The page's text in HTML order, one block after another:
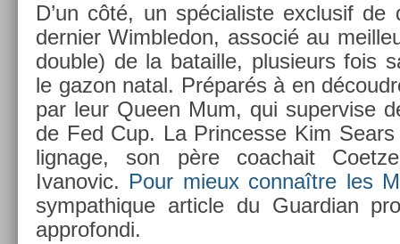
D’un côté, un spécialis­te ex­clusif de
de­rni­er Wimbledon, as­socié au
doub­le) de la batail­le, plusieurs fois
le gazon natal. Préparés à en
par leur Queen Mum, qui super­v­ise
de Fed Cup. La Prin­cesse Kim
lig­nage, son père co­ac­hait
Ivanovic. Pour mieux connaître les
sym­pat­hique ar­ticle du Guar­dian
approfon­di.